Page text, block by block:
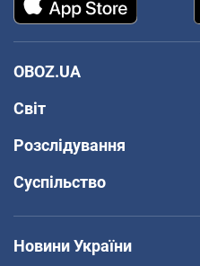
OBOZ.UA
Світ
Розслідування
Суспільство
Новини України